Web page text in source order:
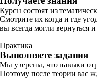
Курсы состоят из
Смотрите их когда и где
вы всегда могли вернуться
Практика
Выполняете задания
Мы уверены, что навыки
Поэтому после теории вас